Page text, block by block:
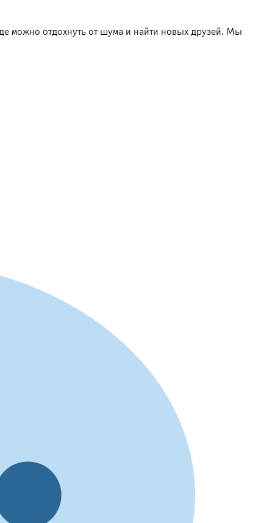
можно отдохнуть от шума и найти новых друзей. Мы